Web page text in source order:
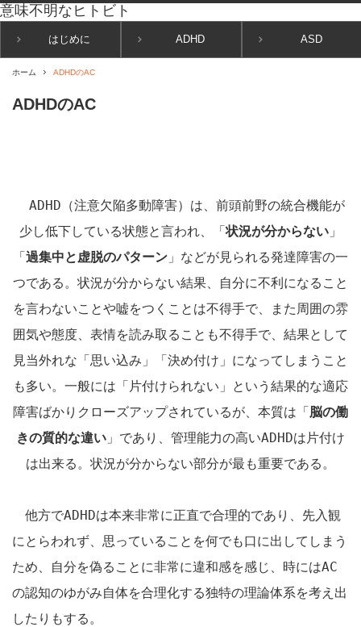
はじめに ADHD ASD
ホーム ADHDのAC
ADHDのAC
ADHD （注意欠陥多動障害）は、前頭前野の統合機能が
少し低下している状態と言われ、「状況が分からない 」
「過集中と虚脱のパターン 」などが見られる発達障害の一
つである。状況が分からない結果、自分に不利になること
を言わないことや嘘をつくことは不得手で、また周囲の雰
囲気や態度、表情を読み取ることも不得手で、結果として
見当外れな「思い込み」「決め付け」になってしまうこと
も多い。一般には「片付けられない」という結果的な適応
障害ばかりクローズアップされているが、本質は「脳の働
きの質的な違い 」であり、管理能力の高いADHDは片付け
は出来る。 状況が分からない部分が最も重要である。
他方でADHDは本来非常に正直で合理的であり、先入観
にとらわれず、思っていることを何でも口に出してしまう
ため、自分を偽ることに非常に違和感を感じ、時にはAC
の認知のゆがみ自体を合理化する独特の理論体系を考え出
したりもする。